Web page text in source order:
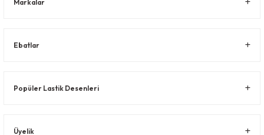
Markalar
Ebatlar
Popüler Lastik Desenleri
Üyelik